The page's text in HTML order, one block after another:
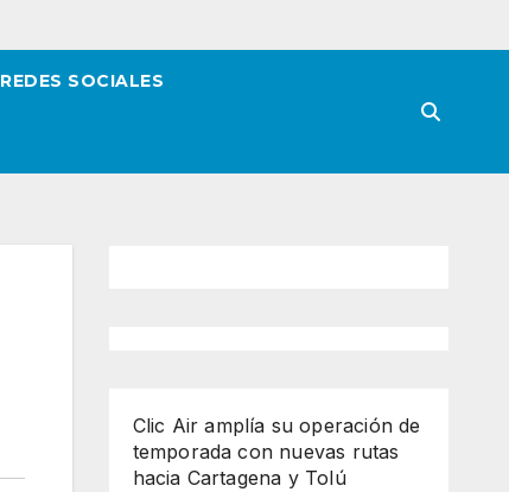
REDES SOCIALES
Clic Air amplía su operación de
temporada con nuevas rutas
hacia Cartagena y Tolú